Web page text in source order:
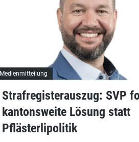
Medienmitteilung
Strafregisterauszug: SVP
kantonsweite Lösung statt
Pflästerlipolitik